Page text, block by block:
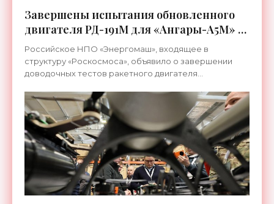
Завершены испытания обновленного
двигателя РД-191М для «Ангары-А5М» -
«Космос»
Российское НПО «Энергомаш», входящее в
структуру «Роскосмоса», объявило о завершении
доводочных тестов ракетного двигателя
использоваться в